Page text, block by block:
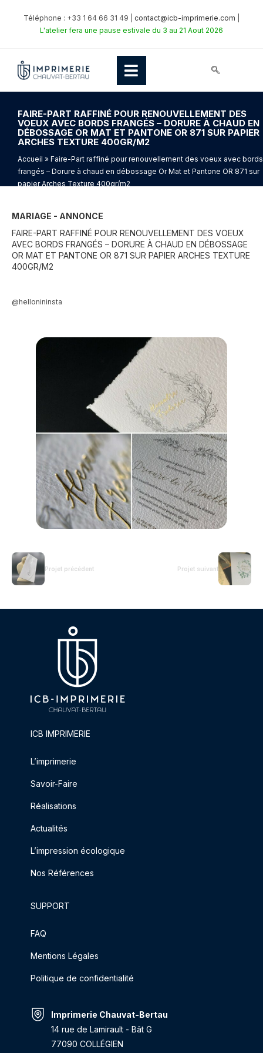
Téléphone : +33 1 64 66 31 49 | contact@icb-imprimerie.com
L'atelier fera une pause estivale du 3 au 21 Aout 2026
FAIRE-PART RAFFINÉ POUR RENOUVELLEMENT DES
VOEUX AVEC BORDS FRANGÉS – DORURE À CHAUD EN
DÉBOSSAGE OR MAT ET PANTONE OR 871 SUR PAPIER
ARCHES TEXTURE 400GR/M2
Accueil » Faire-Part raffiné pour renouvellement des voeux avec bords
frangés – Dorure à chaud en débossage Or Mat et Pantone OR 871 sur
papier Arches Texture 400gr/m2
MARIAGE - ANNONCE
FAIRE-PART RAFFINÉ POUR RENOUVELLEMENT DES VOEUX
AVEC BORDS FRANGÉS – DORURE À CHAUD EN DÉBOSSAGE
OR MAT ET PANTONE OR 871 SUR PAPIER ARCHES TEXTURE
400GR/M2
@hellonininsta
Projet précédent Projet suivant
ICB IMPRIMERIE
L’imprimerie
Savoir-Faire
Réalisations
Actualités
L’impression écologique
Nos Références
SUPPORT
FAQ
Mentions Légales
Politique de confidentialité
Imprimerie Chauvat-Bertau
14 rue de Lamirault - Bât G
77090 COLLÉGIEN